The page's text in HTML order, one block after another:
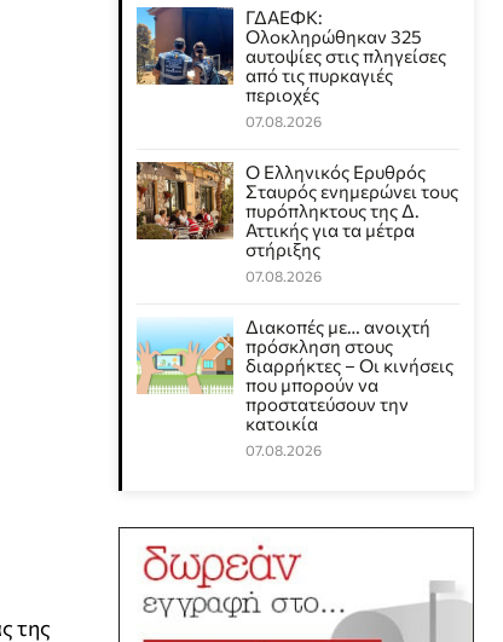
της
ΓΔΑΕΦΚ:
Ολοκληρώθηκαν 325
αυτοψίες στις πληγείσες
από τις πυρκαγιές
περιοχές
07.08.2026
Ο Ελληνικός Ερυθρός
Σταυρός ενημερώνει τους
πυρόπληκτους της Δ.
Αττικής για τα μέτρα
στήριξης
07.08.2026
Διακοπές με… ανοιχτή
πρόσκληση στους
διαρρήκτες – Οι κινήσεις
που μπορούν να
προστατεύσουν την
κατοικία
07.08.2026